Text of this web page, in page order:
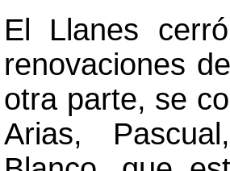
El Llanes
renovaciones
otra parte, se
Arias,